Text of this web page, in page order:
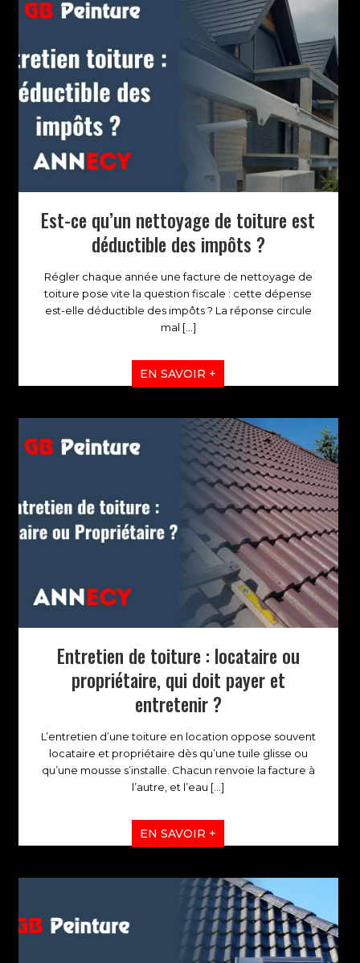
Est-ce qu’un nettoyage de toiture est
déductible des impôts ?
Régler chaque année une facture de nettoyage de
toiture pose vite la question fiscale : cette dépense
est-elle déductible des impôts ? La réponse circule
mal […]
EN SAVOIR +
Entretien de toiture : locataire ou
propriétaire, qui doit payer et
entretenir ?
L’entretien d’une toiture en location oppose souvent
locataire et propriétaire dès qu’une tuile glisse ou
qu’une mousse s’installe. Chacun renvoie la facture à
l’autre, et l’eau […]
EN SAVOIR +